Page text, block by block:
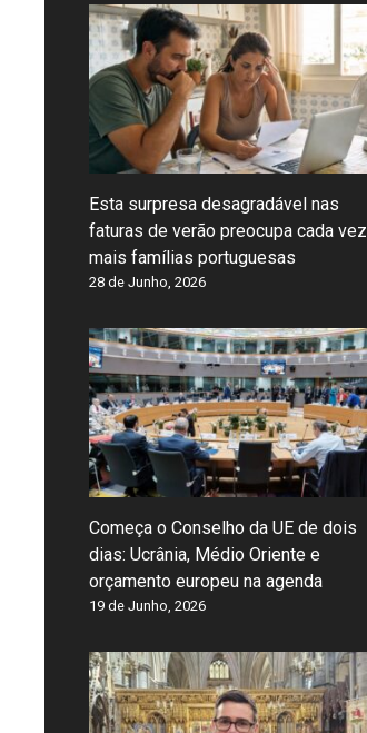
Esta surpresa desagradável nas
faturas de verão preocupa cada vez
mais famílias portuguesas
28 de Junho, 2026
Começa o Conselho da UE de dois
dias: Ucrânia, Médio Oriente e
orçamento europeu na agenda
19 de Junho, 2026